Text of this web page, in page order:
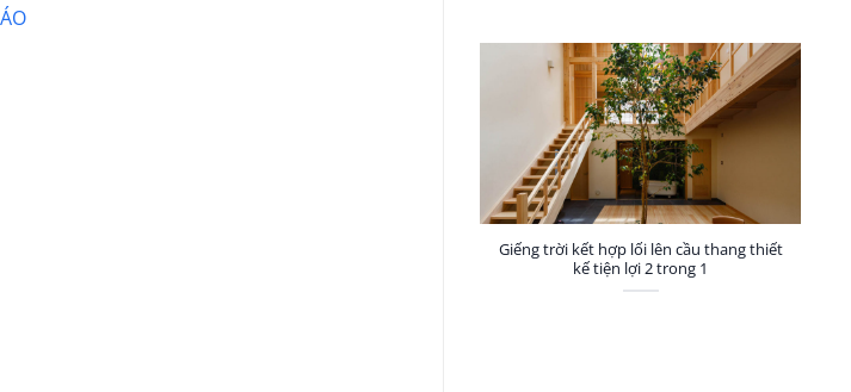
Giếng trời kết hợp lối lên cầu thang thiết
kế tiện lợi 2 trong 1